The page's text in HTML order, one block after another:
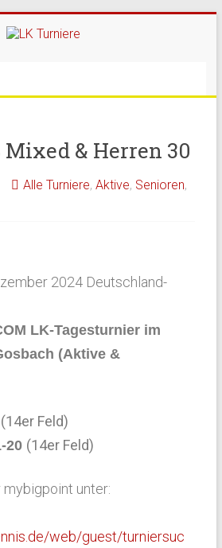
Mixed & Herren 30
Alle Turniere, Aktive, Senioren,
2024 Deutschland-
LK-Tagesturnier im
(Aktive &
(14er Feld)
20 (14er Feld)
unter:
web/guest/turniersuc